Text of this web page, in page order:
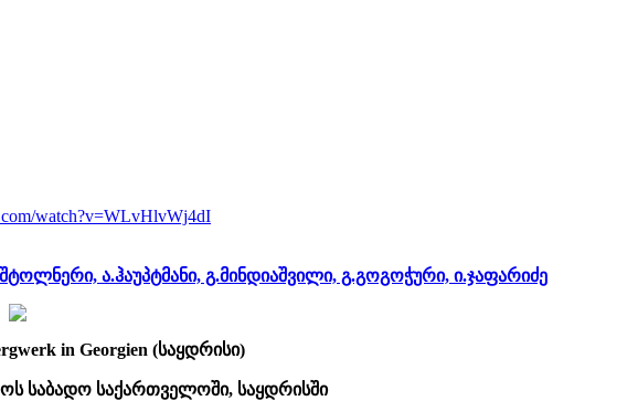
watch?v=WLvHlvWj4dI
ა.ჰაუპტმანი, გ.მინდიაშვილი, გ.გოგოჭური, ი.ჯაფარიძე
in Georgien (საყდრისი)
საბადო საქართველოში, საყდრისში